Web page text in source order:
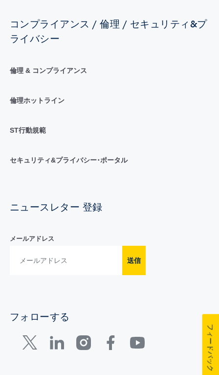
コンプライアンス / 倫理 / セキュリティ&プ
ライバシー
倫理 & コンプライアンス
倫理ホットライン
ST行動規範
セキュリティ&プライバシー･ポータル
ニュースレター 登録
メールアドレス
送信
フォローする
フィードバック